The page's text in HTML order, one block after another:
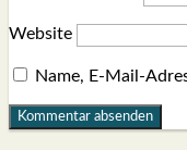
Website
Name, E-Mail-